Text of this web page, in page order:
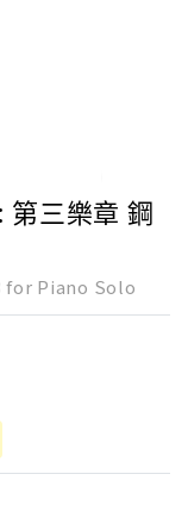
第三樂章 鋼
for Piano Solo